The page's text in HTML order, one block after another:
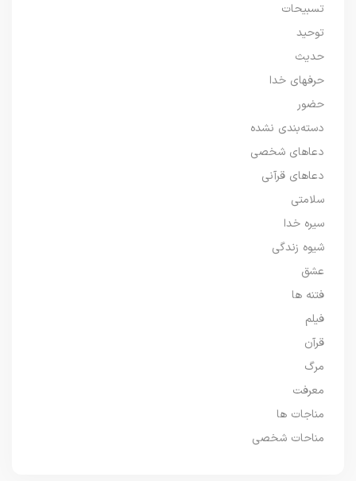
تسبیحات
توحید
حدیث
حرفهای خدا
حضور
دسته‌بندی نشده
دعاهای شخصی
دعاهای قرآنی
سلامتی
سیره خدا
شیوه زندگی
عشق
فتنه ها
فیلم
قرآن
مرگ
معرفت
مناجات ها
مناحات شخصی